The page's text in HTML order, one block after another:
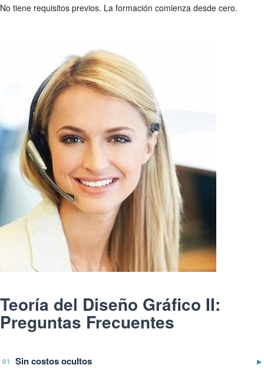
No tiene requisitos previos. La formación comienza desde cero.
Teoría del Diseño Gráfico II:
Preguntas Frecuentes
01 Sin costos ocultos ▶